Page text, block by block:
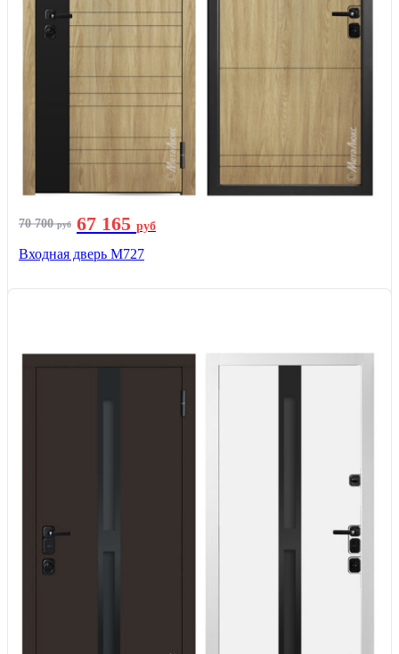
70 700руб 67 165 руб
Входная дверь М727